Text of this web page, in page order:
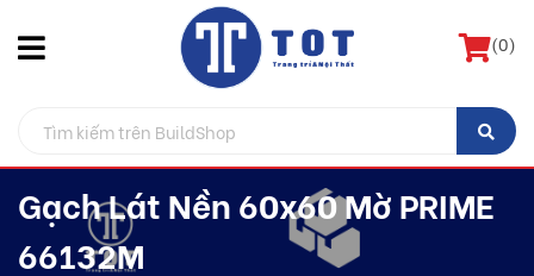
(0)
Gạch Lát Nền 60x60 Mờ PRIME
66132M